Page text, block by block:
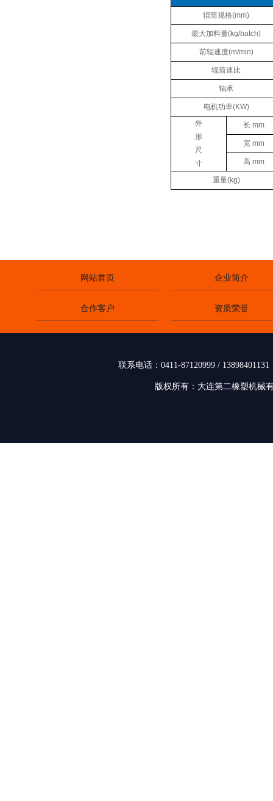
辊筒规格(mm)
最大加料量(kg/batch)
前辊速度(m/min)
辊筒速比
轴承
电机功率(KW)
外
形
尺
寸
长 mm
宽 mm
高 mm
重量(kg)
网站首页 企业简介
合作客户 资质荣誉
联系电话：0411-87120999 /
版权所有：大连第二橡塑机械